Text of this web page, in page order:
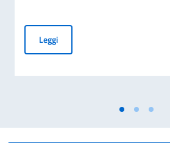
LeggiArea Science Park-Sis FVG.